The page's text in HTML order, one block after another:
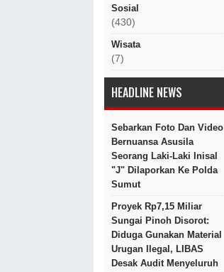
Sosial
(430)
Wisata
(7)
HEADLINE NEWS
Sebarkan Foto Dan Video
Bernuansa Asusila
Seorang Laki-Laki Inisal
"J" Dilaporkan Ke Polda
Sumut
Proyek Rp7,15 Miliar
Sungai Pinoh Disorot:
Diduga Gunakan Material
Urugan Ilegal, LIBAS
Desak Audit Menyeluruh